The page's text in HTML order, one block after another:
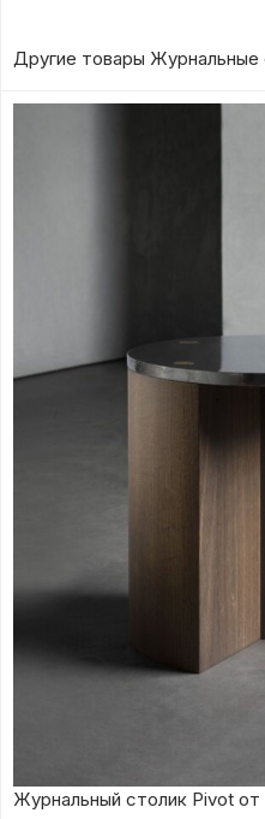
Другие товары Журнальные
Журнальный столик Pivot от